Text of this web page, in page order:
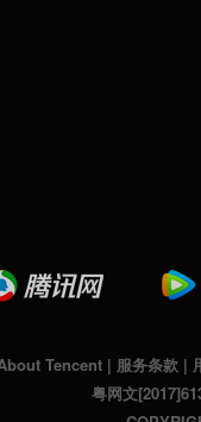
Tencent| 服务条款|
粤网文